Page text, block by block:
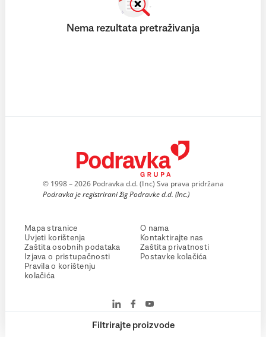
Filtrirajte proizvode
Nema rezultata pretraživanja
© 1998 – 2026 Podravka d.d. (Inc) Sva prava pridržana
Podravka je registrirani žig Podravke d.d. (Inc.)
Mapa stranice
Uvjeti korištenja
Zaštita osobnih podataka
Izjava o pristupačnosti
Pravila o korištenju
kolačića
O nama
Kontaktirajte nas
Zaštita privatnosti
Postavke kolačića